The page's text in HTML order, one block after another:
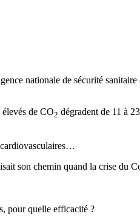
nationale de sécurité
de CO2 dégradent de 11 à
cardiovasculaires…
son chemin quand la crise du
pour quelle efficacité ?